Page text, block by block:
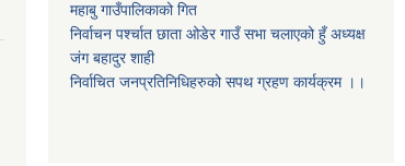
महाबु गाउँपालिकाको गित
निर्वाचन पर्श्चात छाता ओडेर गाउँ सभा चलाएको हुँ अध्यक्ष
जंग बहादुर शाही
निर्वाचित जनप्रतिनिधिहरुको सपथ ग्रहण कार्यक्रम ।।